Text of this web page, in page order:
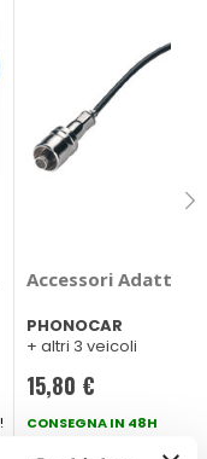
Audi,
Accessori
PHONOCAR
+ altri 3 veicoli
15,80 €
CONSEGNA IN 48H